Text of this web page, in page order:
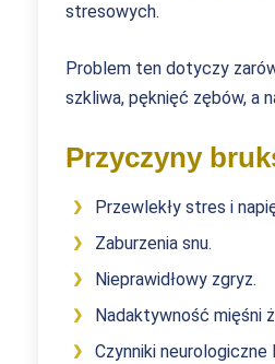
stresowych.
Problem ten dotyczy
szkliwa, pęknięć zębów, a
Przyczyny
Przewlekły stres i
Zaburzenia snu.
Nieprawidłowy zgryz.
Nadaktywność mięśni
Czynniki